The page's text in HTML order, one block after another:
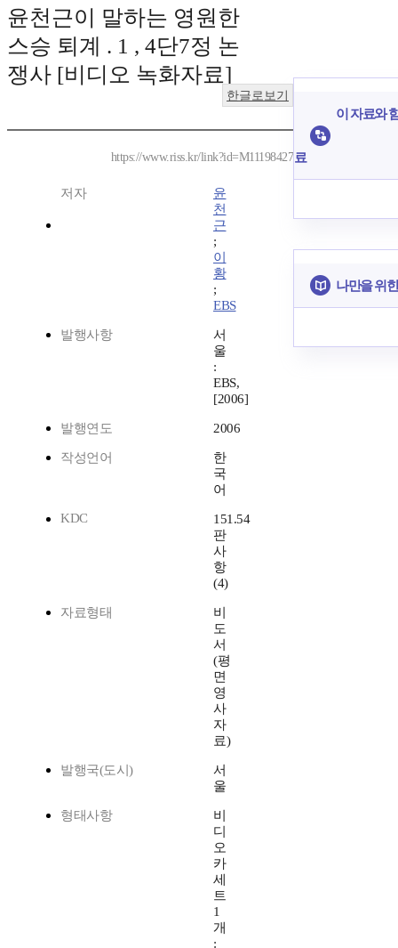
윤천근이 말하는 영원한
스승 퇴계 . 1 , 4단7정 논
쟁사 [비디오 녹화자료]
한글로보기
https://www.riss.kr/link?id=M11198427
저자
윤
천
근
;
이
황
;
EBS
발행사항
서
울
:
EBS,
[2006]
발행연도 2006
작성언어
한
국
어
KDC
151.54
판
사
항
(4)
자료형태
비
도
서
(평
면
영
사
자
료)
발행국(도시)
서
울
형태사항
비
디
오
카
세
트
1
개
:
이 자료와
료
나만을 위